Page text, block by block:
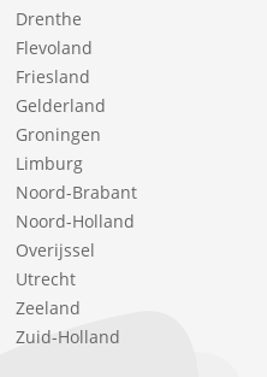
Drenthe
Flevoland
Friesland
Gelderland
Groningen
Limburg
Noord-Brabant
Noord-Holland
Overijssel
Utrecht
Zeeland
Zuid-Holland